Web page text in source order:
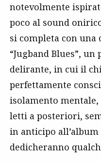
notevolmente
poco al sound
si completa con una
“Jugband Blues”, un
delirante, in cui il
perfettamente
isolamento mentale,
letti a posteriori,
in anticipo
dedicheranno